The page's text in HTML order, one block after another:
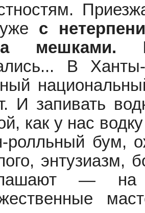
с
мешками.
В
И запивать
как у нас
ролльный бум,
энтузиазм,
— на